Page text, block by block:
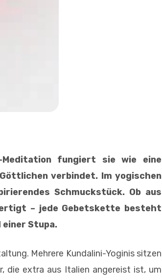
fungiert sie wie eine
verbindet. Im yogischen
Schmuckstück. Ob aus
– jede Gebetskette besteht
einer Stupa.
Mehrere Kundalini-Yoginis sitzen
die extra aus Italien angereist ist, um